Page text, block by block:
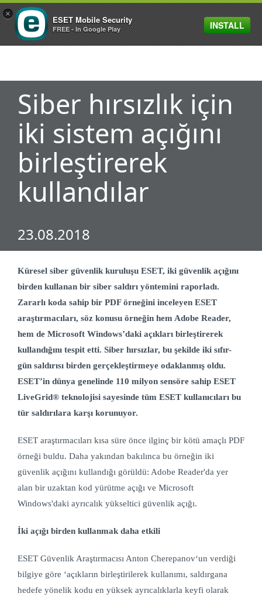
MENU
Siber hırsızlık için
iki sistem açığını
birleştirerek
kullandılar
23.08.2018
Küresel siber güvenlik kuruluşu ESET, iki güvenlik açığını
birden kullanan bir siber saldırı yöntemini raporladı.
Zararlı koda sahip bir PDF örneğini inceleyen ESET
araştırmacıları, söz konusu örneğin hem Adobe Reader,
hem de Microsoft Windows’daki açıkları birleştirerek
kullandığını tespit etti. Siber hırsızlar, bu şekilde iki sıfır-
gün saldırısı birden gerçekleştirmeye odaklanmış oldu.
ESET’in dünya genelinde 110 milyon sensöre sahip ESET
LiveGrid® teknolojisi sayesinde tüm ESET kullanıcıları bu
tür saldırılara karşı korunuyor.
ESET araştırmacıları kısa süre önce ilginç bir kötü amaçlı PDF
örneği buldu. Daha yakından bakılınca bu örneğin iki
güvenlik açığını kullandığı görüldü: Adobe Reader'da yer
alan bir uzaktan kod yürütme açığı ve Microsoft
Windows'daki ayrıcalık yükseltici güvenlik açığı.
İki açığı birden kullanmak daha etkili
ESET Güvenlik Araştırmacısı Anton Cherepanov‘un verdiği
bilgiye göre ‘açıkların birleştirilerek kullanımı, saldırgana
hedefe yönelik kodu en yüksek ayrıcalıklarla keyfi olarak
×
ESET Mobile Security
FREE - In Google Play INSTALL